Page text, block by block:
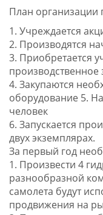
План организации
1. Учреждается
2. Производятся
3. Приобретается
производственное
4. Закупаются
оборудование 5.
человек
6. Запускается
двух экземплярах.
За первый год
1. Произвести 4
разнообразной
самолета будут
продвижения на